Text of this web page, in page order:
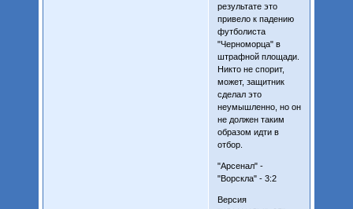
результате это
привело к падению
футболиста
"Черноморца" в
штрафной площади.
Никто не спорит,
может, защитник
сделал это
неумышленно, но он
не должен таким
образом идти в
отбор.
"Арсенал" -
"Ворскла" - 3:2
Версия